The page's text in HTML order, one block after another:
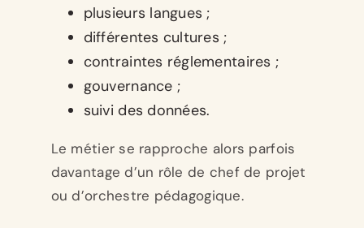
plusieurs langues ;
différentes cultures ;
contraintes réglementaires ;
gouvernance ;
suivi des données.
Le métier se rapproche alors parfois
davantage d’un rôle de chef de projet
ou d’orchestre pédagogique.